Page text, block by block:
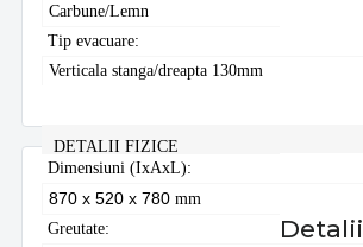
Carbune/Lemn
Tip evacuare:
Verticala stanga/dreapta 130mm
DETALII FIZICE
Dimensiuni (IxAxL):
870 x 520 x 780 mm
Greutate:
Detalii